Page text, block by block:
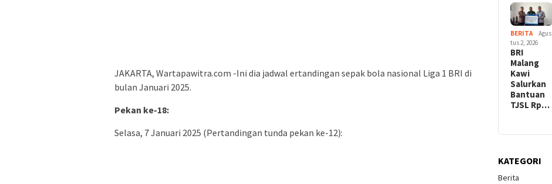
JAKARTA, Wartapawitra.com -Ini dia jadwal ertandingan sepak bola nasional Liga 1 BRI di
bulan Januari 2025.
Pekan ke-18:
Selasa, 7 Januari 2025 (Pertandingan tunda pekan ke-12):
BERITA
Agus
tus 2, 2026
BRI
Malang
Kawi
Salurkan
Bantuan
TJSL Rp…
KATEGORI
Berita